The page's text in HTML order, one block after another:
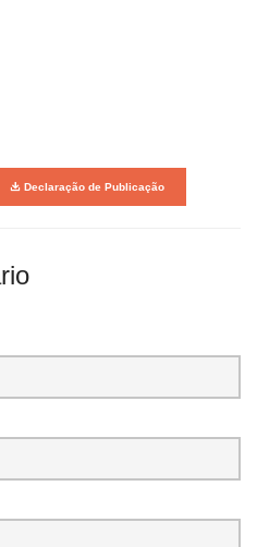
Declaração de Publicação